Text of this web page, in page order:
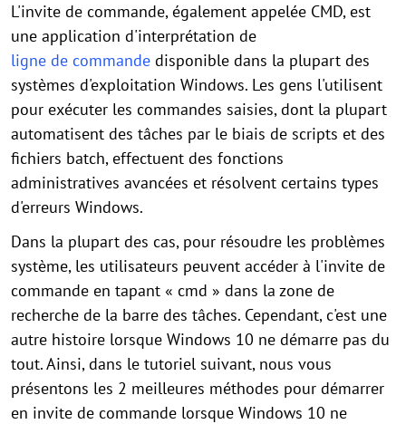
L'invite de commande, également appelée CMD, est
une application d'interprétation de
ligne de commande disponible dans la plupart des
systèmes d'exploitation Windows. Les gens l'utilisent
pour exécuter les commandes saisies, dont la plupart
automatisent des tâches par le biais de scripts et des
fichiers batch, effectuent des fonctions
administratives avancées et résolvent certains types
d'erreurs Windows.
Dans la plupart des cas, pour résoudre les problèmes
système, les utilisateurs peuvent accéder à l'invite de
commande en tapant « cmd » dans la zone de
recherche de la barre des tâches. Cependant, c'est une
autre histoire lorsque Windows 10 ne démarre pas du
tout. Ainsi, dans le tutoriel suivant, nous vous
présentons les 2 meilleures méthodes pour démarrer
en invite de commande lorsque Windows 10 ne